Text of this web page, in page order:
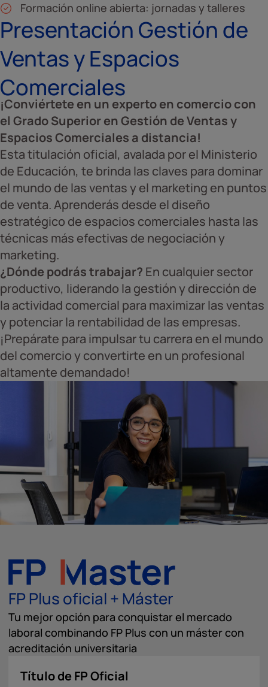
Formación online abierta: jornadas y talleres
Presentación Gestión de
Ventas y Espacios
Comerciales
¡Conviértete en un experto en comercio con
el Grado Superior en Gestión de Ventas y
Espacios Comerciales a distancia!
Esta titulación oficial, avalada por el Ministerio
de Educación, te brinda las claves para dominar
el mundo de las ventas y el marketing en puntos
de venta. Aprenderás desde el diseño
estratégico de espacios comerciales hasta las
técnicas más efectivas de negociación y
marketing.
¿Dónde podrás trabajar? En cualquier sector
productivo, liderando la gestión y dirección de
la actividad comercial para maximizar las ventas
y potenciar la rentabilidad de las empresas.
¡Prepárate para impulsar tu carrera en el mundo
del comercio y convertirte en un profesional
altamente demandado!
FP Plus oficial + Máster
Tu mejor opción para conquistar el mercado
laboral combinando FP Plus con un máster con
acreditación universitaria
Título de FP Oficial